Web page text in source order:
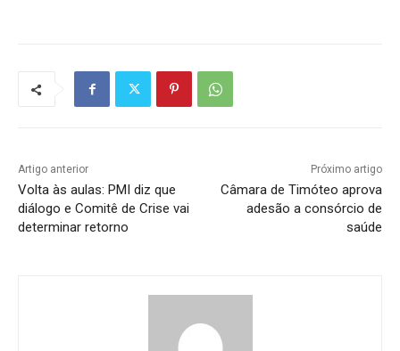
Artigo anterior
Volta às aulas: PMI diz que
diálogo e Comitê de Crise vai
determinar retorno
Próximo artigo
Câmara de Timóteo aprova
adesão a consórcio de
saúde